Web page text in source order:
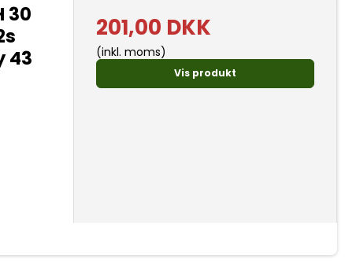
30
43
201,00 DKK
(inkl. moms)
Vis produkt